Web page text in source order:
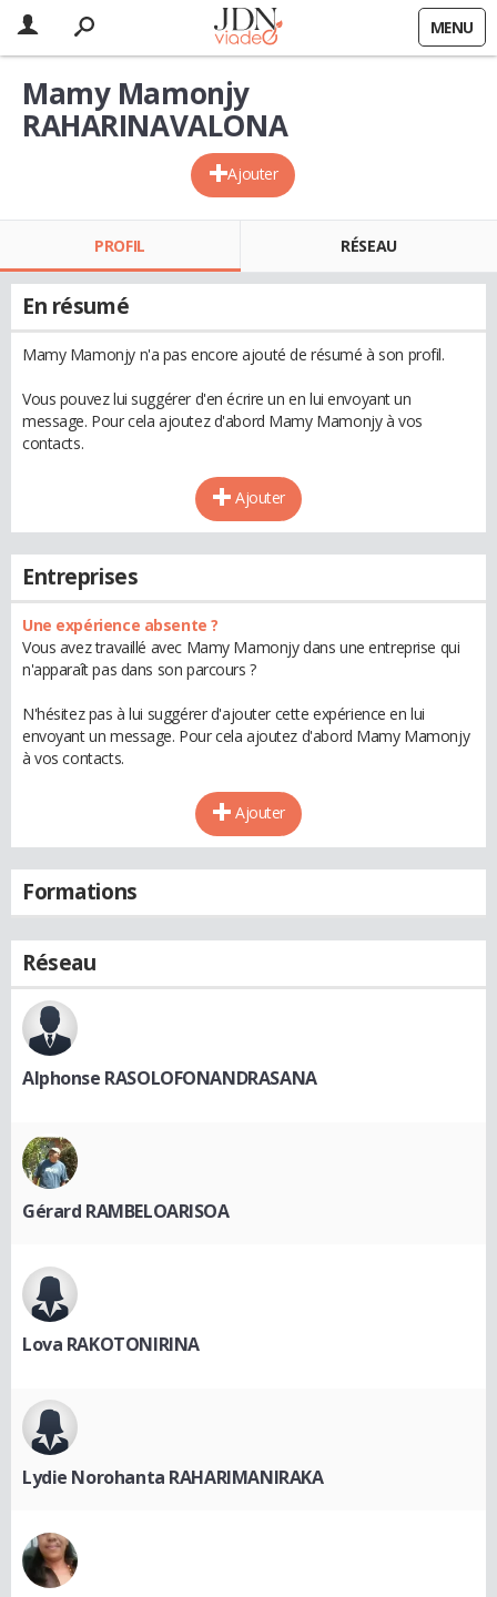
MENU
Ajouter
Mamy Mamonjy
RAHARINAVALONA
PROFIL RÉSEAU
En résumé
Mamy Mamonjy n'a pas encore ajouté de résumé à son profil.
Vous pouvez lui suggérer d'en écrire un en lui envoyant un
message. Pour cela ajoutez d'abord Mamy Mamonjy à vos
contacts.
Ajouter
Entreprises
Une expérience absente ?
Vous avez travaillé avec Mamy Mamonjy dans une entreprise qui
n'apparaît pas dans son parcours ?
N'hésitez pas à lui suggérer d'ajouter cette expérience en lui
envoyant un message. Pour cela ajoutez d'abord Mamy Mamonjy
à vos contacts.
Ajouter
Formations
Réseau
Alphonse RASOLOFONANDRASANA
Gérard RAMBELOARISOA
Lova RAKOTONIRINA
Lydie Norohanta RAHARIMANIRAKA